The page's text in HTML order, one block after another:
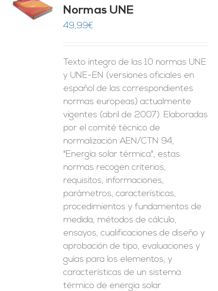
Normas UNE
49,99€
Texto íntegro de las 10 normas UNE
y UNE-EN (versiones oficiales en
español de las correspondientes
normas europeas) actualmente
vigentes (abril de 2007). Elaboradas
por el comité técnico de
normalización AEN/CTN 94,
"Energía solar térmica", estas
normas recogen criterios,
requisitos, informaciones,
parámetros, características,
procedimientos y fundamentos de
medida, métodos de cálculo,
ensayos, cualificaciones de diseño y
aprobación de tipo, evaluaciones y
guías para los elementos, y
características de un sistema
térmico de energía solar.